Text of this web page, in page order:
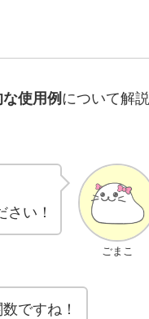
使用例 について解説
ごまこ
い！
ですね！